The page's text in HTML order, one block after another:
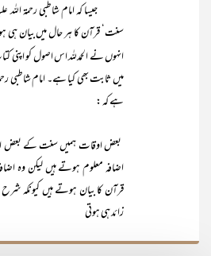
جیسا کہ امام شاطبی رحمۃ اللہ
سنت‘ قرآن کا ہر حال میں بیان
انہوں نے الحمدللہ اس اصول کو اپنی
میں ثابت بھی کیا ہے۔ امام شاطبی رحمۃ
ہے کہ :
بعض اوقات ہمیں سنت کے بعض
اضافہ معلوم ہوتے ہیں لیکن وہ
قرآن کا بیان ہوتے ہیں کیونکہ
زائد ہی ہوتی